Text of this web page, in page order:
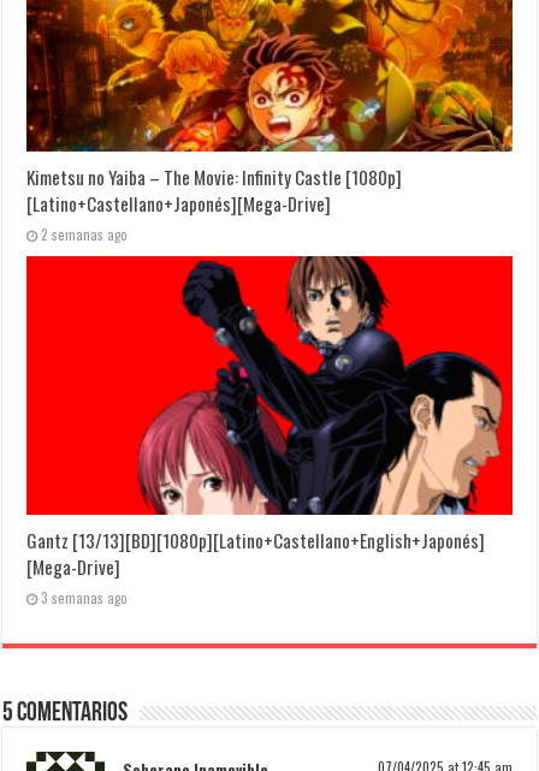
Kimetsu no Yaiba – The Movie: Infinity Castle [1080p]
[Latino+Castellano+Japonés][Mega-Drive]
2 semanas ago
Gantz [13/13][BD][1080p][Latino+Castellano+English+Japonés]
[Mega-Drive]
3 semanas ago
5 Comentarios